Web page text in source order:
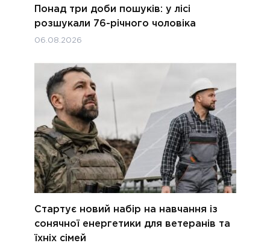
Понад три доби пошуків: у лісі
розшукали 76-річного чоловіка
06.08.2026
Стартує новий набір на навчання із
сонячної енергетики для ветеранів та
їхніх сімей